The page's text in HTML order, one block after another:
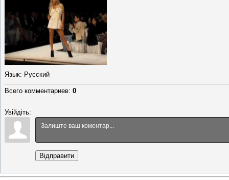
Язык: Русский
Всего комментариев: 0
Увійдіть:
Відправити